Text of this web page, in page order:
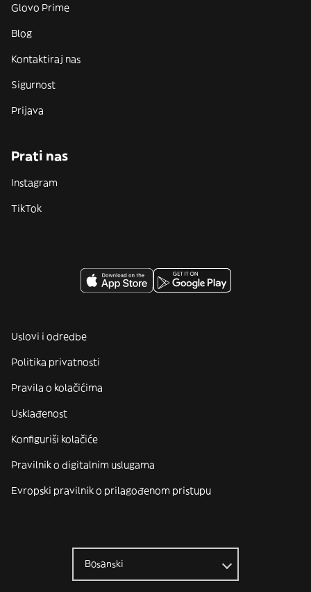
Glovo Prime
Blog
Kontaktiraj nas
Sigurnost
Prijava
Prati nas
Instagram
TikTok
Uslovi i odredbe
Politika privatnosti
Pravila o kolačićima
Usklađenost
Konfiguriši kolačiće
Pravilnik o digitalnim uslugama
Evropski pravilnik o prilagođenom pristupu